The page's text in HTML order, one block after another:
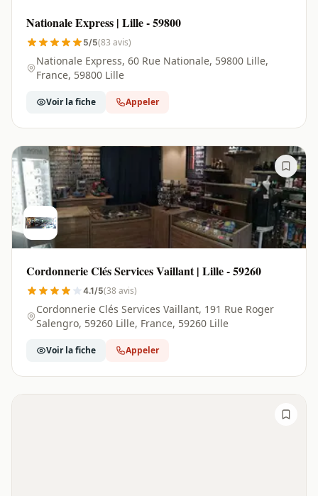
Nationale Express | Lille - 59800
5/5(83 avis)
Nationale Express, 60 Rue Nationale, 59800 Lille,
France, 59800 Lille
Voir la fiche Appeler
Cordonnerie Clés Services Vaillant | Lille - 59260
4.1/5(38 avis)
Cordonnerie Clés Services Vaillant, 191 Rue Roger
Salengro, 59260 Lille, France, 59260 Lille
Voir la fiche Appeler